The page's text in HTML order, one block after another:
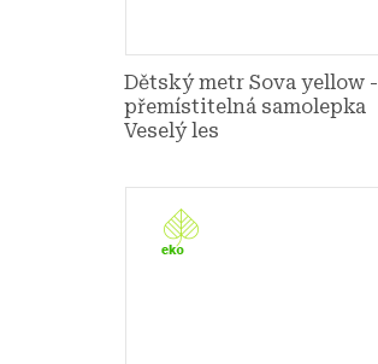
Dětský metr Sova yellow -
přemístitelná samolepka
Veselý les